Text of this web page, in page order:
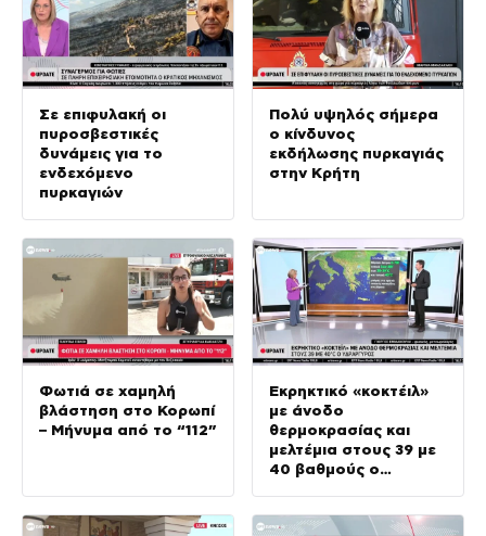
Σε επιφυλακή οι
πυροσβεστικές
δυνάμεις για το
ενδεχόμενο
πυρκαγιών
Πολύ υψηλός σήμερα
ο κίνδυνος
εκδήλωσης πυρκαγιάς
στην Κρήτη
Φωτιά σε χαμηλή
βλάστηση στο Κορωπί
– Μήνυμα από το “112”
Εκρηκτικό «κοκτέιλ»
με άνοδο
θερμοκρασίας και
μελτέμια στους 39 με
40 βαθμούς ο